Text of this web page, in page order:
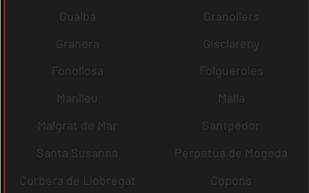
Gualba
Granollers
Granera
Gisclareny
Fonollosa
Folgueroles
Manlleu
Malla
Malgrat de Mar
Santpedor
Santa Susanna
Perpètua de Mogoda
Corbera de Llobregat
Copons